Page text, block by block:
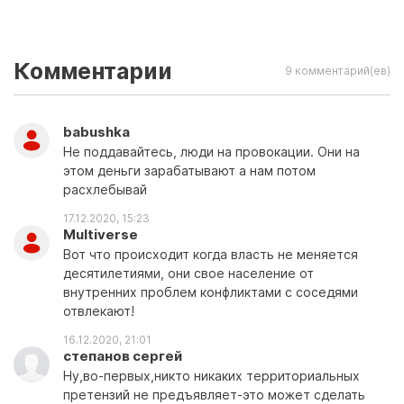
Комментарии 9 комментарий(ев)
babushka
Не поддавайтесь, люди на провокации. Они на
этом деньги зарабатывают а нам потом
расхлебывай
17.12.2020, 15:23
Multiverse
Вот что происходит когда власть не меняется
десятилетиями, они свое население от
внутренних проблем конфликтами с соседями
отвлекают!
16.12.2020, 21:01
степанов сергей
Ну,во-первых,никто никаких территориальных
претензий не предъявляет-это может сделать